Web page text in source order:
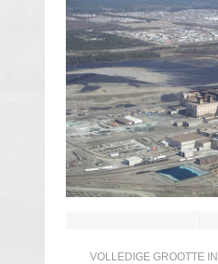
VOLLEDIGE GROOTTE IN